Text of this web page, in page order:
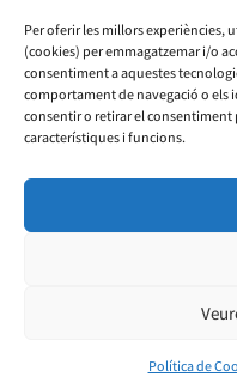
Per oferir les millors experiències,
(cookies) per emmagatzemar i/o
consentiment a aquestes
comportament de navegació o els
consentir o retirar el
característiques i funcions.
Política de